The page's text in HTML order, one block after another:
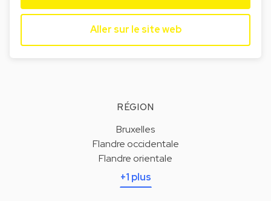
Aller sur le site web
RÉGION
Bruxelles
Flandre occidentale
Flandre orientale
+1 plus